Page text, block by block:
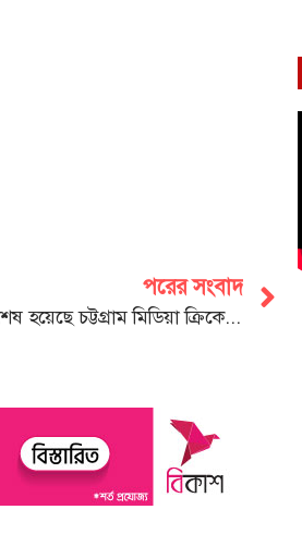
পরের সংবাদ
জমকালো আয়োজনে শেষ হয়েছে চট্টগ্রাম মিডিয়া ক্রিকেট ফেস্ট